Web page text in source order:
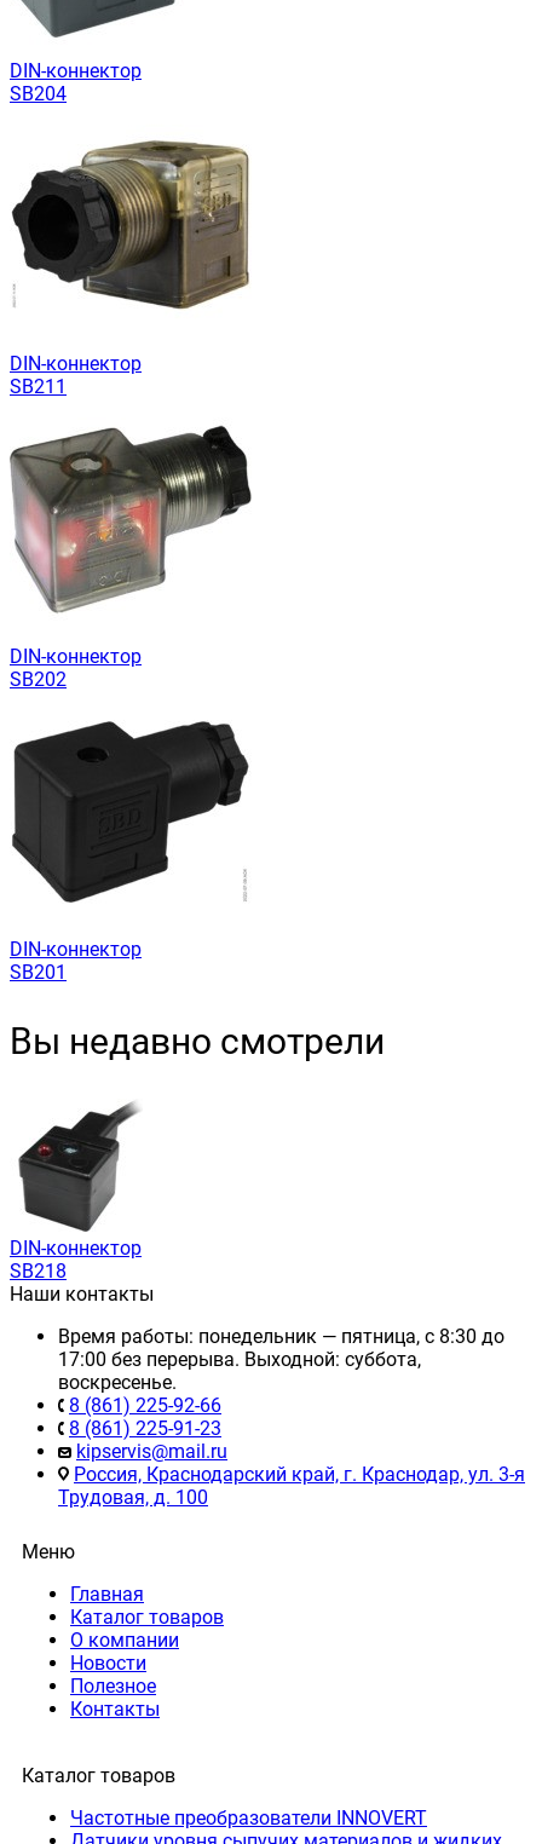
DIN-коннектор
SB204
DIN-коннектор
SB211
DIN-коннектор
SB202
DIN-коннектор
SB201
Вы недавно смотрели
DIN-коннектор
SB218
Наши контакты
Время работы: понедельник — пятница, с 8:30 до
17:00 без перерыва. Выходной: суббота,
воскресенье.
8 (861) 225-92-66
8 (861) 225-91-23
kipservis@mail.ru
Россия, Краснодарский край, г. Краснодар, ул. 3-я
Трудовая, д. 100
Меню
Главная
Каталог товаров
О компании
Новости
Полезное
Контакты
Каталог товаров
Частотные преобразователи INNOVERT